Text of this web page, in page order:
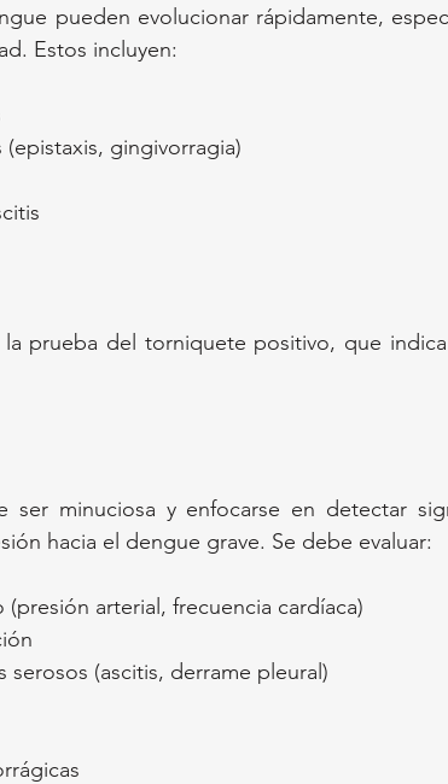
pueden evolucionar rápidamente,
Estos incluyen:
gingivorragia)
prueba del torniquete positivo, que
ser minuciosa y enfocarse en detectar
hacia el dengue grave. Se debe evaluar:
arterial, frecuencia cardíaca)
serosos (ascitis, derrame pleural)